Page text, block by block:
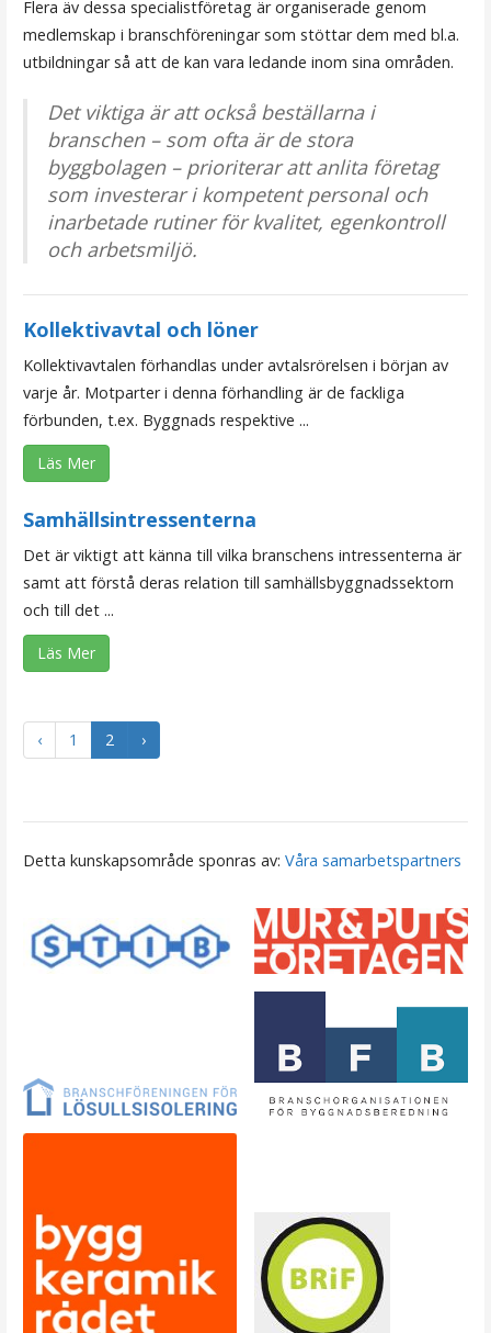
Flera äv dessa specialistföretag är organiserade genom
medlemskap i branschföreningar som stöttar dem med bl.a.
utbildningar så att de kan vara ledande inom sina områden.
Det viktiga är att också beställarna i
branschen – som ofta är de stora
byggbolagen – prioriterar att anlita företag
som investerar i kompetent personal och
inarbetade rutiner för kvalitet, egenkontroll
och arbetsmiljö.
Kollektivavtal och löner
Kollektivavtalen förhandlas under avtalsrörelsen i början av
varje år. Motparter i denna förhandling är de fackliga
förbunden, t.ex. Byggnads respektive ...
Läs Mer
Samhällsintressenterna
Det är viktigt att känna till vilka branschens intressenterna är
samt att förstå deras relation till samhällsbyggnadssektorn
och till det ...
Läs Mer
‹ 1 2 ›
Detta kunskapsområde sponras av: Våra samarbetspartners